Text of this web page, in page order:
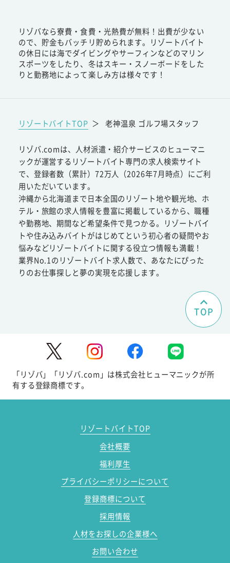
リゾバなら寮費・食費・光熱費が無料！出費が少ない
ので、貯金もバッチリ貯められます。リゾートバイト
の休日には海でダイビングやサーフィンなどのマリン
スポーツをしたり、冬はスキー・スノーボードをした
りと勤務地によって楽しみ方は様々です！
リゾートバイトTOP ＞ 老神温泉 ゴルフ場スタッフ
リゾバ.comは、人材派遣・紹介サービスのヒューマニ
ックが運営するリゾートバイト専門の求人検索サイト
で、登録者数（累計）72万人（2026年7月時点）にご利
用いただいています。
沖縄から北海道まで日本全国のリゾート地や観光地、ホ
テル・旅館の求人情報を豊富に掲載しているから、職種
や勤務地、期間など希望条件で見つかる。リゾートバイ
トや住み込みバイトがはじめてという初心者の疑問やお
悩みなどリゾートバイトに関する役立つ情報も満載！
業界No.1のリゾートバイト求人数で、あなたにぴった
りのお仕事探しと夢の実現を応援します。
TOP
「リゾバ」「リゾバ.com」は株式会社ヒューマニックが所
有する登録商標です。
リゾートバイトTOP
会社概要
福利厚生
プライバシーポリシーについて
登録商標について
採用情報
人材をお探しの企業様へ
お問い合わせ